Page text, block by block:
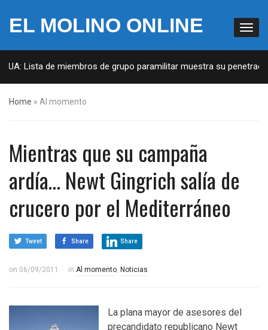
EL MOLINO ONLINE
Lista de miembros de grupo paramilitar muestra su
Home » Al momento
Mientras que su campaña
ardía… Newt Gingrich salía de
crucero por el Mediterráneo
Tweet Share Share
on 06/09/2011 in Al momento, Noticias
La plana mayor de asesores del
precandidato republicano Newt